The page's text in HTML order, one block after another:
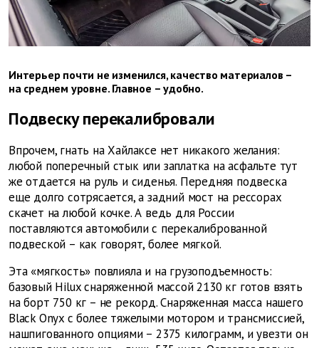
Интерьер почти не изменился, качество материалов –
на среднем уровне. Главное – удобно.
Подвеску перекалибровали
Впрочем, гнать на Хайлаксе нет никакого желания:
любой поперечный стык или заплатка на асфальте тут
же отдается на руль и сиденья. Передняя подвеска
еще долго сотрясается, а задний мост на рессорах
скачет на любой кочке. А ведь для России
поставляются автомобили с перекалиброванной
подвеской – как говорят, более мягкой.
Эта «мягкость» повлияла и на грузоподъемность:
базовый Hilux снаряженной массой 2130 кг готов взять
на борт 750 кг – не рекорд. Снаряженная масса нашего
Black Onyx с более тяжелыми мотором и трансмиссией,
нашпигованного опциями – 2375 килограмм, и увезти он